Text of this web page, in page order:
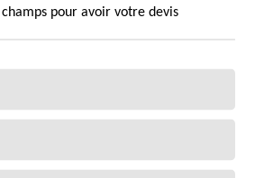
pour avoir votre devis